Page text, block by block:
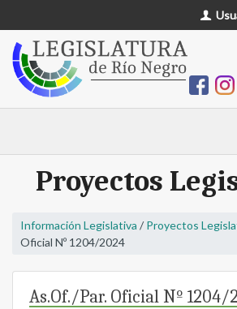
Proyectos
Información Legislativa / Proyectos
Oficial Nº 1204/2024
As.Of./Par. Oficial Nº 1204/